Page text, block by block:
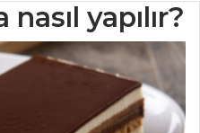
yapılır?